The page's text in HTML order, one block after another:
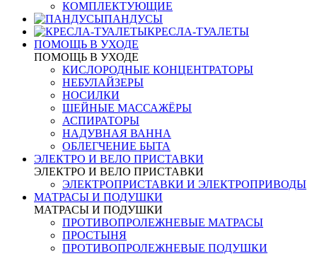
КОМПЛЕКТУЮЩИЕ
ПАНДУСЫ
КРЕСЛА-ТУАЛЕТЫ
ПОМОЩЬ В УХОДЕ
ПОМОЩЬ В УХОДЕ
КИСЛОРОДНЫЕ КОНЦЕНТРАТОРЫ
НЕБУЛАЙЗЕРЫ
НОСИЛКИ
ШЕЙНЫЕ МАССАЖЁРЫ
АСПИРАТОРЫ
НАДУВНАЯ ВАННА
ОБЛЕГЧЕНИЕ БЫТА
ЭЛЕКТРО И ВЕЛО ПРИСТАВКИ
ЭЛЕКТРО И ВЕЛО ПРИСТАВКИ
ЭЛЕКТРОПРИСТАВКИ И ЭЛЕКТРОПРИВОДЫ
МАТРАСЫ И ПОДУШКИ
МАТРАСЫ И ПОДУШКИ
ПРОТИВОПРОЛЕЖНЕВЫЕ МАТРАСЫ
ПРОСТЫНЯ
ПРОТИВОПРОЛЕЖНЕВЫЕ ПОДУШКИ